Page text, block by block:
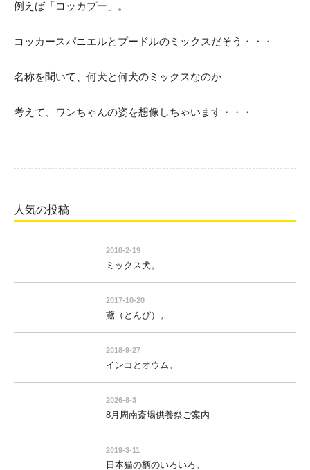
例えば「コッカプー」。
コッカースパニエルとプードルのミックスだそう・・・
名称を聞いて、何犬と何犬のミックスなのか
考えて、ワンちゃんの姿を想像しちゃいます・・・
人気の投稿
2018-2-19
ミックス犬。
2017-10-20
鳶（とんび）。
2018-9-27
インコとオウム。
2026-8-3
8月周南斎場供養祭ご案内
2019-3-11
日本猫の柄のいろいろ。